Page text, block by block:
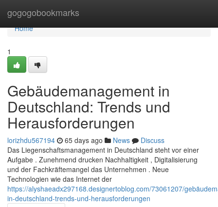
gogogobookmarks
Home
Home
1
Gebäudemanagement in
Deutschland: Trends und
Herausforderungen
lorizhdu567194 65 days ago News
Discuss
Das Liegenschaftsmanagement in Deutschland steht vor einer
Aufgabe . Zunehmend drucken Nachhaltigkeit , Digitalisierung
und der Fachkräftemangel das Unternehmen . Neue
Technologien wie das Internet der
https://alyshaeadx297168.designertoblog.com/73061207/
in-deutschland-trends-und-herausforderungen